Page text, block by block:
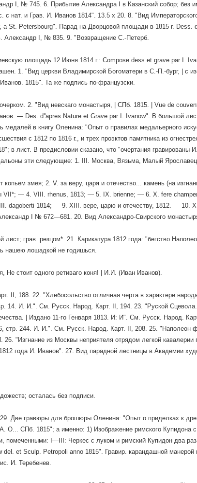
I, № 745. 6. Прибытие Александра I в Казанский собор; без
с нат. и Грав. И. Иванов 1814". 13.5 х 20. 8. "Вид
a St.-Petersbourg". Парад на Дворцовой площади в 1815 г. Dess.
Александр I, № 835. 9. "Возвращение С.-Петерб.
площадь 12 Июня 1814 г.: Compose dess et grave par I.
1. "Вид церкви Владимирской Богоматери в С.-П.-бург, | с
1815". Та же подпись по-французски.
2. "Вид невскаго монастыря, | СПб. 1815. | Vue de
— Des. d''apres Nature et Grave par I. Ivanow". В большой
в книгу Оленина: "Опыт о правилах медальерного
с 1812 по 1816 г., и трех проэктов памятника из
в лист. В предисловии сказано, что "очертания
эти следующие: 1. III. Москва, Вязьма, Малый
копьем змея; 2. V. за веру, царя и отечество... камень (на
VII*; — 4. VIII. rhenus, 1813; — 5. IX. brienne; — 6. X. fere
dagoberti 1814; — 9. XIII. вере, царю и отечеству, 1812. — 10.
I № 672—681. 20. Вид Александро-Свирского
лист; грав. резцом*. 21. Карикатура 1812 года: "бегство
нашею лошадкой не годишься.
Не стоит одного ретиваго коня! | И.И. (Иван Иванов).
II, 188. 22. "Хлебосольство отличная черта в характере
14. И. И.". См. Русск. Народ. Карт. II, 194. 23. "Руской
| Издано 11-го Генваря 1813. И: И". См. Русск. Народ.
стр. 244. И. И.". См. Русск. Народ. Карт. II, 208. 25. "Наполеон
26. "Изгнание из Москвы неприятеля отрядом легкой
года И. Иванов". 27. Вид парадной лестницы в Академии
осталась без подписи.
Две гравюры для брошюры Оленина: "Опыт о приделках к
O... СПб. 1815"; a именно: 1) Изображение римского Купидона
помеченными: I—III: Черкес с луком и римский Купидон два
del. et Sculp. Petropoli anno 1815". Гравир. карандашной манерой
И. Теребенев.